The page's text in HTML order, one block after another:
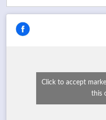
Click to accept
this